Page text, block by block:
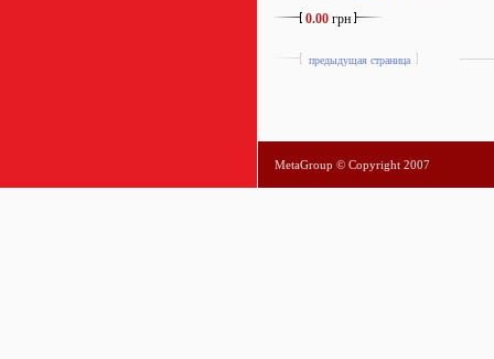
0.00 грн
предыдущая страница
MetaGroup © Copyright 2007